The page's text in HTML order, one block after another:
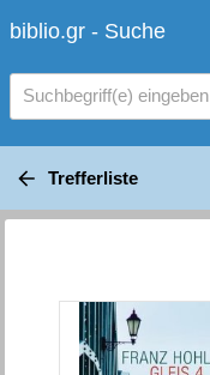
biblio.gr - Suche
Suchbegriff(e) eingeben
Trefferliste